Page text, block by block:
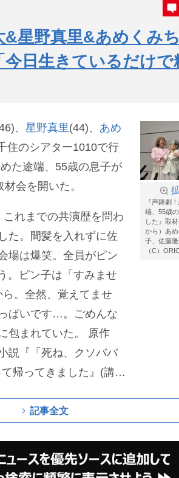
&星野真里&あめくみ
日生きているだけで
『声舞劇
端、55歳
した』取
から）あ
子、佐藤
（C）
、 星野真里(44)、 あめ
住のシアター1010で行
た途端、55歳の息子が
会を開いた。
れまでの共演歴を問わ
た。間髪を入れずに佐
場は爆笑。全員がピン
。ピン子は「すみませ
。全然、覚えてませ
ぱいです…。ごめんな
まれていた。
原作
説『「死ね、クソババ
帰ってきました』(講談
吐いて家を飛び出した
年のわだかまりを抱え
再び“家族”としての絆を
記事全文